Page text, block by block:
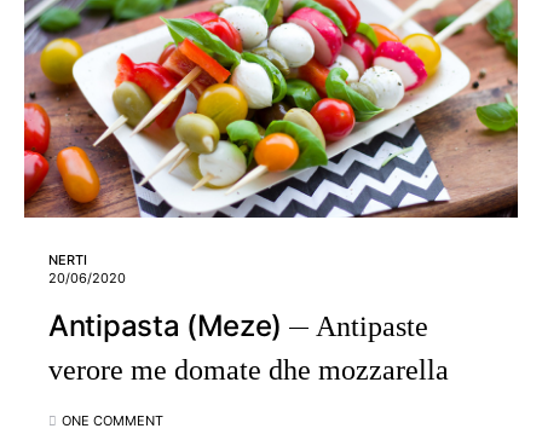
NERTI
20/06/2020
Antipasta (Meze)
Antipaste
verore me domate dhe mozzarella
ONE COMMENT